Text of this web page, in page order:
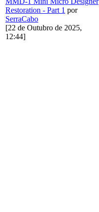
Restoration - Part 1 por
SerraCabo
[22 de Outubro de 2025,
12:44]